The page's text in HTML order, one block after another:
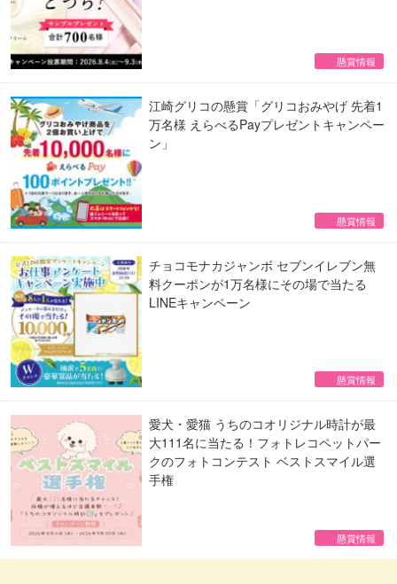
懸賞情報
江崎グリコの懸賞「グリコおみやげ 先着1
万名様 えらべるPayプレゼントキャンペー
ン」
懸賞情報
チョコモナカジャンボ セブンイレブン無
料クーポンが1万名様にその場で当たる
LINEキャンペーン
懸賞情報
愛犬・愛猫 うちのコオリジナル時計が最
大111名に当たる！フォトレコペットパー
クのフォトコンテスト ベストスマイル選
手権
懸賞情報